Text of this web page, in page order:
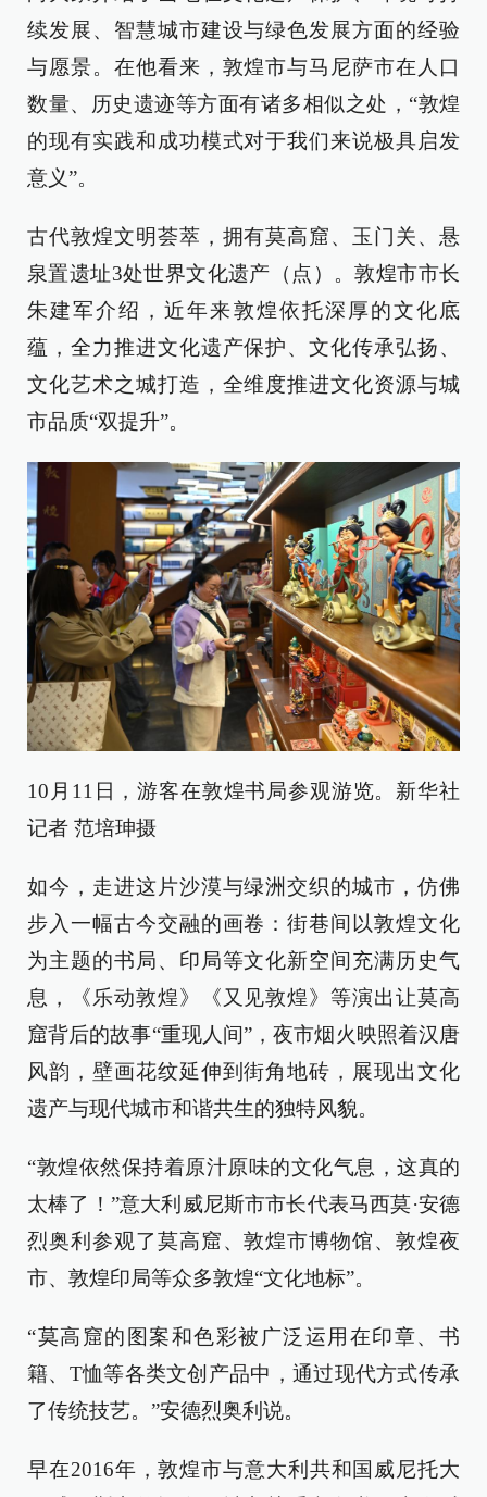
续发展、智慧城市建设与绿色发展方面的经验
与愿景。在他看来，敦煌市与马尼萨市在人口
数量、历史遗迹等方面有诸多相似之处，“敦煌
的现有实践和成功模式对于我们来说极具启发
意义”。
古代敦煌文明荟萃，拥有莫高窟、玉门关、悬
泉置遗址3处世界文化遗产（点）。敦煌市市长
朱建军介绍，近年来敦煌依托深厚的文化底
蕴，全力推进文化遗产保护、文化传承弘扬、
文化艺术之城打造，全维度推进文化资源与城
市品质“双提升”。
10月11日，游客在敦煌书局参观游览。新华社
记者 范培珅摄
如今，走进这片沙漠与绿洲交织的城市，仿佛
步入一幅古今交融的画卷：街巷间以敦煌文化
为主题的书局、印局等文化新空间充满历史气
息，《乐动敦煌》《又见敦煌》等演出让莫高
窟背后的故事“重现人间”，夜市烟火映照着汉唐
风韵，壁画花纹延伸到街角地砖，展现出文化
遗产与现代城市和谐共生的独特风貌。
“敦煌依然保持着原汁原味的文化气息，这真的
太棒了！”意大利威尼斯市市长代表马西莫·安德
烈奥利参观了莫高窟、敦煌市博物馆、敦煌夜
市、敦煌印局等众多敦煌“文化地标”。
“莫高窟的图案和色彩被广泛运用在印章、书
籍、T恤等各类文创产品中，通过现代方式传承
了传统技艺。”安德烈奥利说。
早在2016年，敦煌市与意大利共和国威尼托大